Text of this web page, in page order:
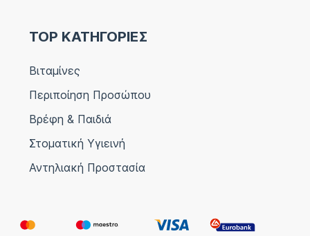
TOP ΚΑΤΗΓΟΡΙΕΣ
Βιταμίνες
Περιποίηση Προσώπου
Βρέφη & Παιδιά
Στοματική Υγιεινή
Αντηλιακή Προστασία